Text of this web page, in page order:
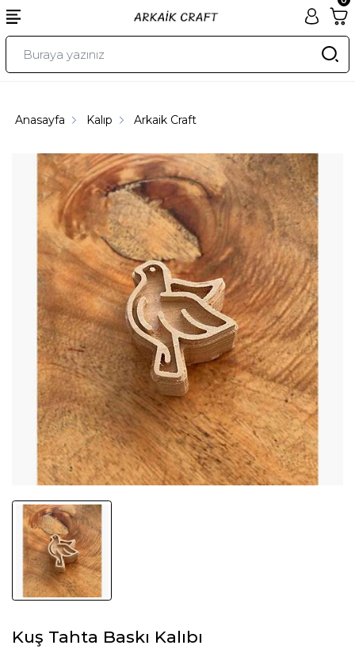
Anasayfa Kalıp Arkaik Craft
Kuş Tahta Baskı Kalıbı